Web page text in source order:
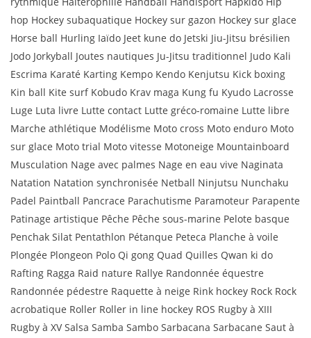
hop Hockey subaquatique Hockey sur gazon Hockey sur glace
Horse ball Hurling Iaïdo Jeet kune do Jetski Jiu-Jitsu brésilien
Jodo Jorkyball Joutes nautiques Ju-Jitsu traditionnel Judo Kali
Escrima Karaté Karting Kempo Kendo Kenjutsu Kick boxing
Kin ball Kite surf Kobudo Krav maga Kung fu Kyudo Lacrosse
Luge Luta livre Lutte contact Lutte gréco-romaine Lutte libre
Marche athlétique Modélisme Moto cross Moto enduro Moto
sur glace Moto trial Moto vitesse Motoneige Mountainboard
Musculation Nage avec palmes Nage en eau vive Naginata
Natation Natation synchronisée Netball Ninjutsu Nunchaku
Padel Paintball Pancrace Parachutisme Paramoteur Parapente
Patinage artistique Pêche Pêche sous-marine Pelote basque
Penchak Silat Pentathlon Pétanque Peteca Planche à voile
Plongée Plongeon Polo Qi gong Quad Quilles Qwan ki do
Rafting Ragga Raid nature Rallye Randonnée équestre
Randonnée pédestre Raquette à neige Rink hockey Rock Rock
acrobatique Roller Roller in line hockey ROS Rugby à XIII
Rugby à XV Salsa Samba Sambo Sarbacana Sarbacane Saut à